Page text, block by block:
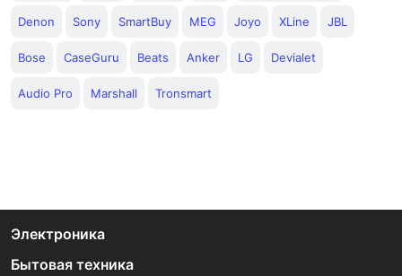
Denon Sony SmartBuy MEG Joyo XLine JBL
Bose CaseGuru Beats Anker LG Devialet
Audio Pro Marshall Tronsmart
Электроника
Бытовая техника